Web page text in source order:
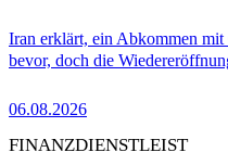
Iran erklärt, ein Abkommen
bevor, doch die
06.08.2026
FINANZDIENSTLEIST